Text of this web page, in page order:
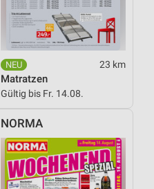
23 km
Matratzen
Gültig bis Fr. 14.08.
NORMA